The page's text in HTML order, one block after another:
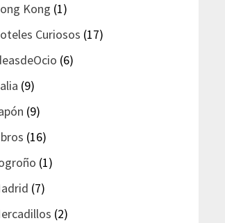
Kong (1)
Curiosos (17)
(6)
(9)
(9)
(16)
(1)
(7)
(2)